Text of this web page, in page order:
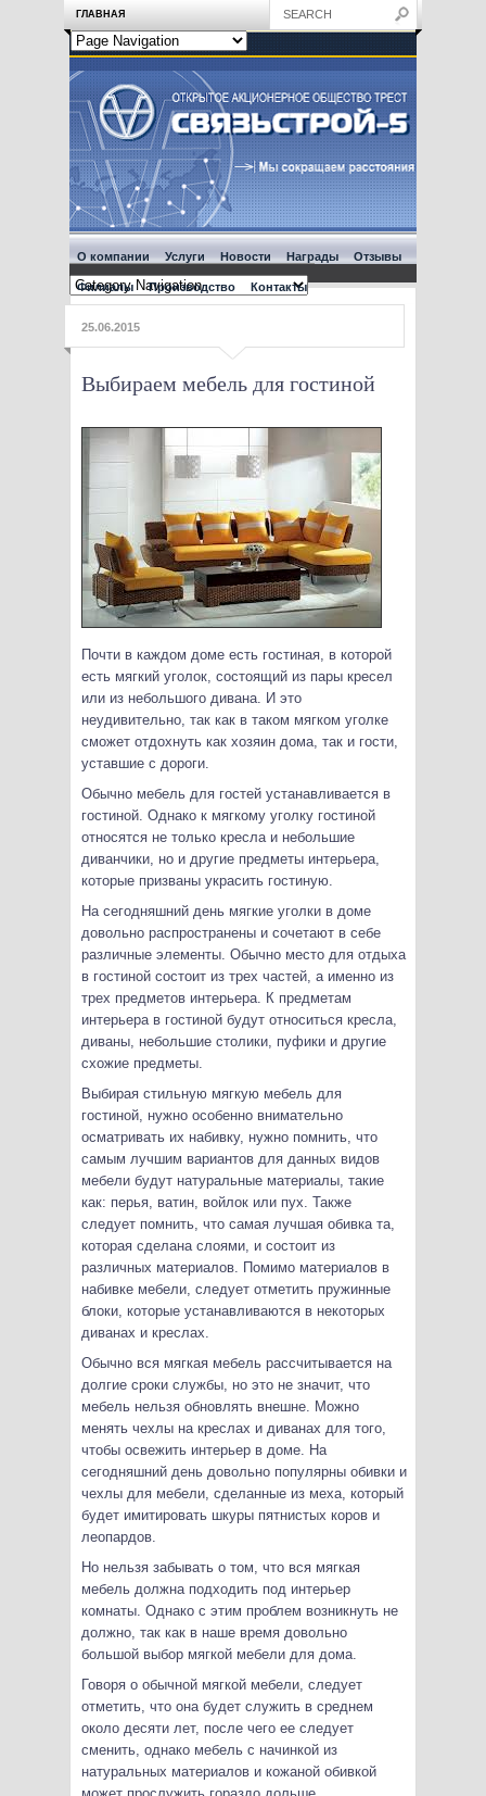
ГЛАВНАЯ
О компании Услуги Новости Награды Отзывы
Филиалы Производство Контакты
25.06.2015
Выбираем мебель для гостиной
Почти в каждом доме есть гостиная, в которой
есть мягкий уголок, состоящий из пары кресел
или из небольшого дивана. И это
неудивительно, так как в таком мягком уголке
сможет отдохнуть как хозяин дома, так и гости,
уставшие с дороги.
Обычно мебель для гостей устанавливается в
гостиной. Однако к мягкому уголку гостиной
относятся не только кресла и небольшие
диванчики, но и другие предметы интерьера,
которые призваны украсить гостиную.
На сегодняшний день мягкие уголки в доме
довольно распространены и сочетают в себе
различные элементы. Обычно место для отдыха
в гостиной состоит из трех частей, а именно из
трех предметов интерьера. К предметам
интерьера в гостиной будут относиться кресла,
диваны, небольшие столики, пуфики и другие
схожие предметы.
Выбирая стильную мягкую мебель для
гостиной, нужно особенно внимательно
осматривать их набивку, нужно помнить, что
самым лучшим вариантов для данных видов
мебели будут натуральные материалы, такие
как: перья, ватин, войлок или пух. Также
следует помнить, что самая лучшая обивка та,
которая сделана слоями, и состоит из
различных материалов. Помимо материалов в
набивке мебели, следует отметить пружинные
блоки, которые устанавливаются в некоторых
диванах и креслах.
Обычно вся мягкая мебель рассчитывается на
долгие сроки службы, но это не значит, что
мебель нельзя обновлять внешне. Можно
менять чехлы на креслах и диванах для того,
чтобы освежить интерьер в доме. На
сегодняшний день довольно популярны обивки и
чехлы для мебели, сделанные из меха, который
будет имитировать шкуры пятнистых коров и
леопардов.
Но нельзя забывать о том, что вся мягкая
мебель должна подходить под интерьер
комнаты. Однако с этим проблем возникнуть не
должно, так как в наше время довольно
большой выбор мягкой мебели для дома.
Говоря о обычной мягкой мебели, следует
отметить, что она будет служить в среднем
около десяти лет, после чего ее следует
сменить, однако мебель с начинкой из
натуральных материалов и кожаной обивкой